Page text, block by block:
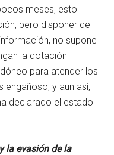
meses, esto
pero disponer de
no supone
la dotación
para atender los
engañoso, y aun así,
declarado el estado
la evasión de la